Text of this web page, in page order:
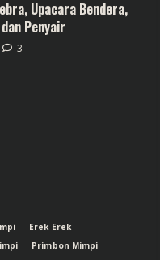
Upacara Bendera,
Penyair
3
Erek Erek
Primbon Mimpi